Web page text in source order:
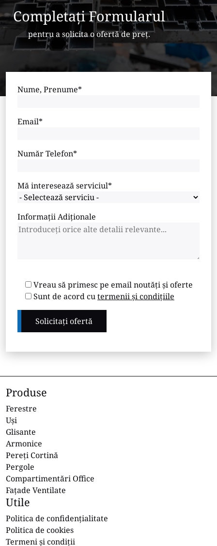
Completați Formularul
pentru a solicita o ofertă de preț.
Nume, Prenume*
Email*
Număr Telefon*
Mă interesează serviciul*
Informații Adiționale
Vreau să primesc pe email noutăți și oferte
Sunt de acord cutermenii și condițiile
Produse
Ferestre
Uși
Glisante
Armonice
Pereți Cortină
Pergole
Compartimentări Office
Fațade Ventilate
Utile
Politica de confidențialitate
Politica de cookies
Termeni și condiții